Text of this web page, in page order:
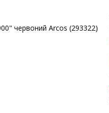
червоний Arcos (293322)